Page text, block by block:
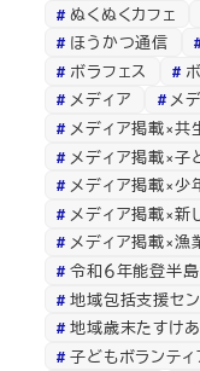
ぬくぬくカフェ
ほうかつ通信
ボラフェス
メディア
メ
メディア掲載×共
メディア掲載×子
メディア掲載×少
メディア掲載×新
メディア掲載×漁
令和６年能登半
地域包括支援セ
地域歳末たすけ
子どもボランティ